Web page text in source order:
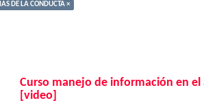
DE LA CONDUCTA ×
Curso manejo de información en
[video]